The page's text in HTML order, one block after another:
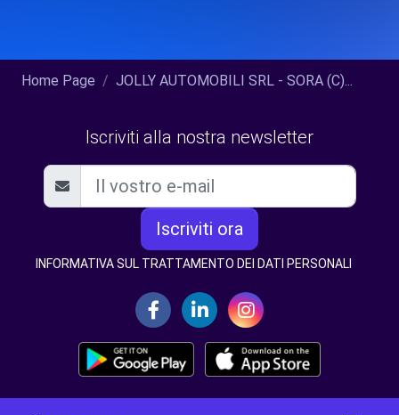
Home Page JOLLY AUTOMOBILI SRL - SORA (C)...
Iscriviti alla nostra newsletter
Iscriviti ora
INFORMATIVA SUL TRATTAMENTO DEI DATI PERSONALI